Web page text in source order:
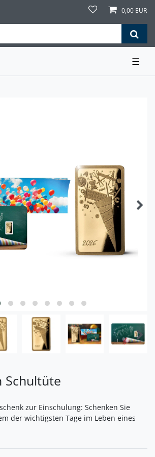
0,00 EUR
☰
Schultüte
zur Einschulung: Schenken Sie
der wichtigsten Tage im Leben eines